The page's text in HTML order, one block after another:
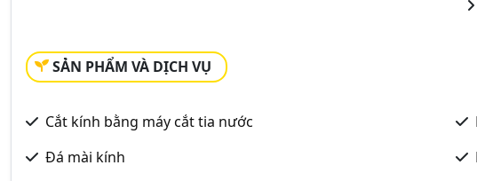
SẢN PHẨM VÀ DỊCH VỤ
Cắt kính bằng máy cắt tia nước
Đá mài kính